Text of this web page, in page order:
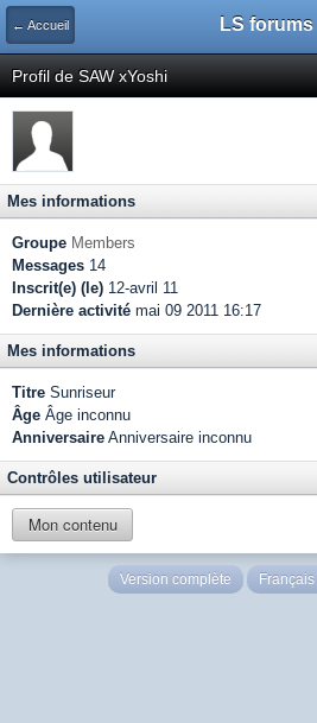
← Accueil LS forums
Profil de SAW xYoshi
Mes informations
Groupe Members
Messages 14
Inscrit(e) (le) 12-avril 11
Dernière activité mai 09 2011 16:17
Mes informations
Titre Sunriseur
Âge Âge inconnu
Anniversaire Anniversaire inconnu
Contrôles utilisateur
Mon contenu
Version complète